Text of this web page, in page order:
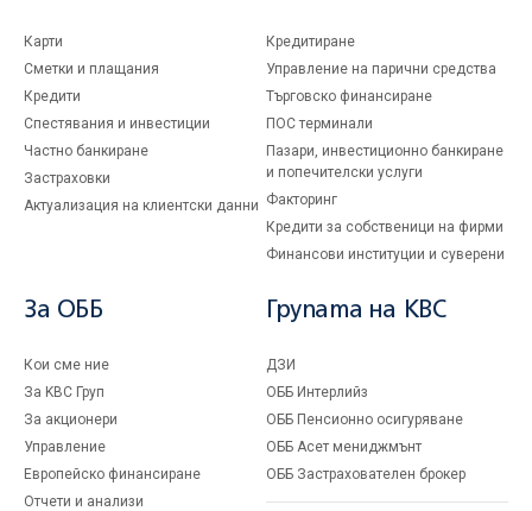
Карти
Сметки и плащания
Кредити
Спестявания и инвестиции
Частно банкиране
Застраховки
Актуализация на клиентски данни
Кредитиране
Управление на парични средства
Търговско финансиране
ПОС терминали
Пазари, инвестиционно банкиране
и попечителски услуги
Факторинг
Кредити за собственици на фирми
Финансови институции и суверени
За ОББ
Кои сме ние
За KBC Груп
За акционери
Управление
Европейско финансиране
Отчети и анализи
Групата на KBC
ДЗИ
ОББ Интерлийз
ОББ Пенсионно осигуряване
ОББ Асет мениджмънт
ОББ Застрахователен брокер